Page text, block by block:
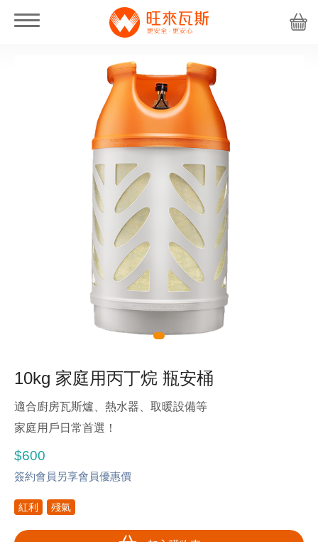
10kg 家庭用丙丁烷 瓶安桶
適合廚房瓦斯爐、熱水器、取暖設備等
家庭用戶日常首選！
$600
簽約會員另享會員優惠價
紅利 殘氣